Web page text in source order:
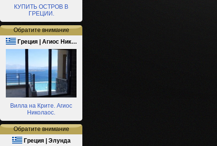
КУПИТЬ ОСТРОВ В
ГРЕЦИИ.
Обратите внимание
Греция | Агиос Ник…
Вилла на Крите. Агиос
Николаос.
Обратите внимание
Греция | Элунда